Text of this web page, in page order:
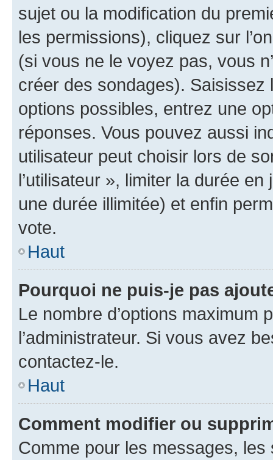
sujet ou la modification du
les permissions), cliquez sur
(si vous ne le voyez pas, vous
créer des sondages).
options possibles, entrez une
réponses. Vous pouvez aussi
utilisateur peut choisir lors de
l’utilisateur », limiter la durée
une durée illimitée) et enfin
vote.
Haut
Pourquoi ne puis-je pas
Le nombre d’options maximum
l’administrateur. Si vous avez
contactez-le.
Haut
Comment modifier ou
Comme pour les messages,